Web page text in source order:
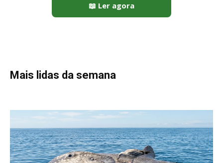
Peixe-lua emerge horizontalmente na superfície oceânica para
permitir que aves marinhas removam ectoparasitas